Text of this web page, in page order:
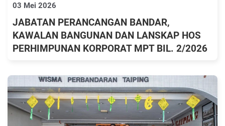
03 Mei 2026
JABATAN PERANCANGAN BANDAR,
KAWALAN BANGUNAN DAN LANSKAP HOS
PERHIMPUNAN KORPORAT MPT BIL. 2/2026